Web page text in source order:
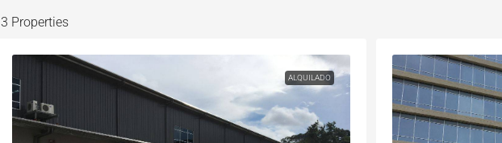
3 Properties
ALQUILADO